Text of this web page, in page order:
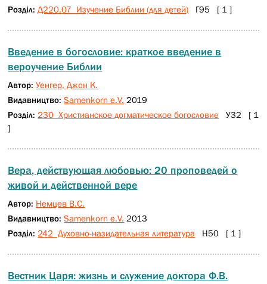
Розділ: Д220.07 Изучение Библии (для детей) Г95 [ 1 ]
Введение в богословие: краткое введение в
вероучение Библии
Автор:Уенгер, Джон К.
Видавництво:Samenkorn e.V. 2019
Розділ: 230 Христианское догматическое богословие У32 [ 1
]
Вера, действующая любовью: 20 проповедей о
живой и действенной вере
Автор: Немцев В.С.
Видавництво:Samenkorn e.V. 2013
Розділ: 242 Духовно-назидательная литература Н50 [ 1 ]
Вестник Царя: жизнь и служение доктора Ф.В.